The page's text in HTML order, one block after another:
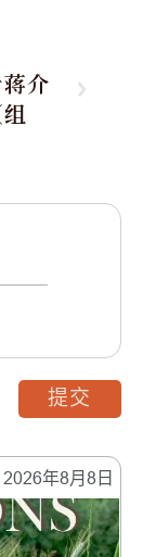
介
2026年8月8日
提交